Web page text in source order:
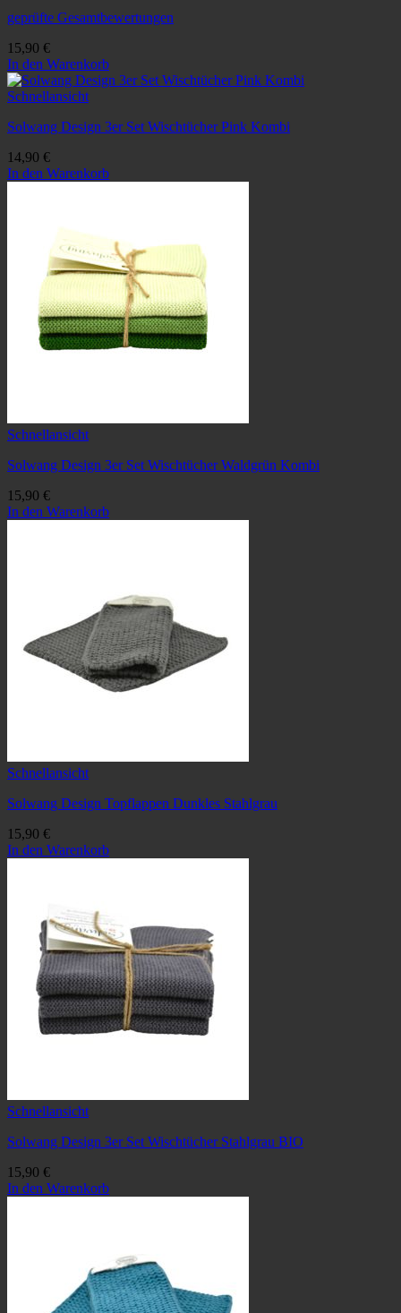
geprüfte Gesamtbewertungen
15,90 €
In den Warenkorb
Schnellansicht
Solwang Design 3er Set Wischtücher Pink Kombi
14,90 €
In den Warenkorb
Schnellansicht
Solwang Design 3er Set Wischtücher Waldgrün Kombi
15,90 €
In den Warenkorb
Schnellansicht
Solwang Design Topflappen Dunkles Stahlgrau
15,90 €
In den Warenkorb
Schnellansicht
Solwang Design 3er Set Wischtücher Stahlgrau BIO
15,90 €
In den Warenkorb